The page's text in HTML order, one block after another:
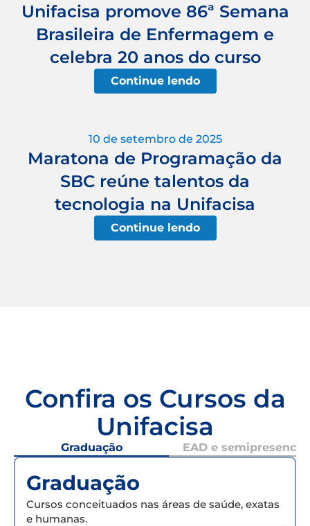
Unifacisa promove 86ª Semana
Brasileira de Enfermagem e
celebra 20 anos do curso
Continue lendo
10 de setembro de 2025
Maratona de Programação da
SBC reúne talentos da
tecnologia na Unifacisa
Continue lendo
Confira os Cursos da
Unifacisa
Graduação EAD e semipresencial
Graduação
Cursos conceituados nas áreas de saúde, exatas
e humanas.